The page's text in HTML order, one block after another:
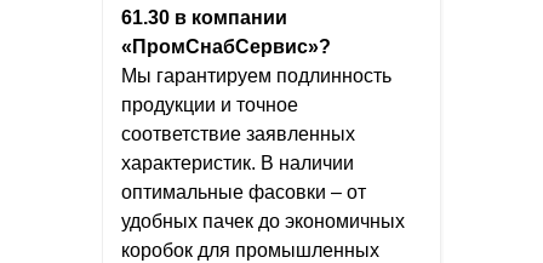
61.30 в компании
«ПромСнабСервис»?
Мы гарантируем подлинность
продукции и точное
соответствие заявленных
характеристик. В наличии
оптимальные фасовки – от
удобных пачек до экономичных
коробок для промышленных